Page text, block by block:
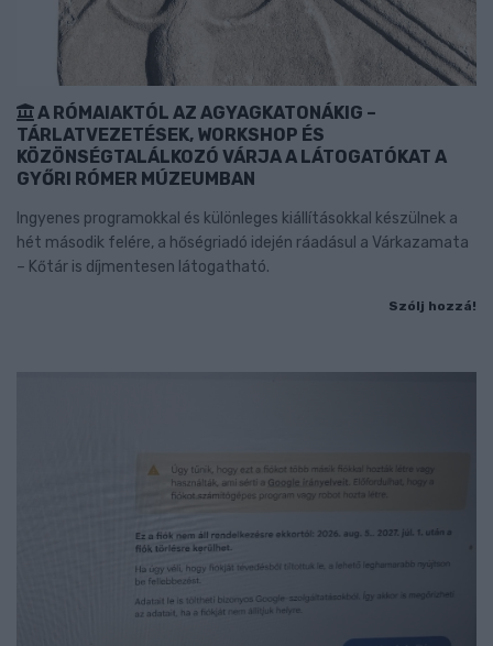
A RÓMAIAKTÓL AZ AGYAGKATONÁKIG –
TÁRLATVEZETÉSEK, WORKSHOP ÉS
KÖZÖNSÉGTALÁLKOZÓ VÁRJA A LÁTOGATÓKAT A
GYŐRI RÓMER MÚZEUMBAN
Ingyenes programokkal és különleges kiállításokkal készülnek a
hét második felére, a hőségriadó idején ráadásul a Várkazamata
– Kőtár is díjmentesen látogatható.
Szólj hozzá!